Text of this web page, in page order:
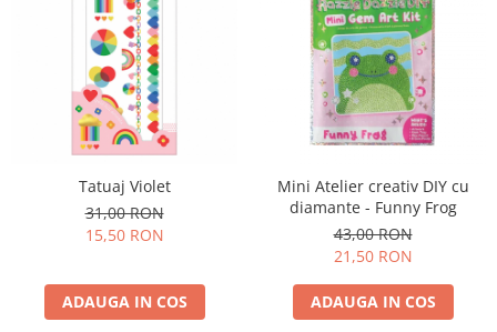
Tatuaj Violet
31,00 RON
15,50 RON
ADAUGA IN COS
Mini Atelier creativ DIY cu
diamante - Funny Frog
43,00 RON
21,50 RON
ADAUGA IN COS